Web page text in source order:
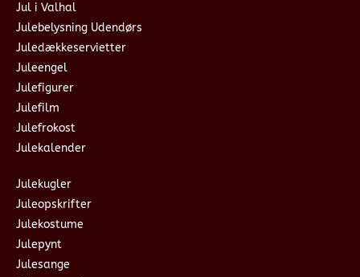
Jul i Valhal
Julebelysning Udendørs
Juledækkeservietter
Juleengel
Julefigurer
Julefilm
Julefrokost
Julekalender
Julekugler
Juleopskrifter
Julekostume
Julepynt
Julesange